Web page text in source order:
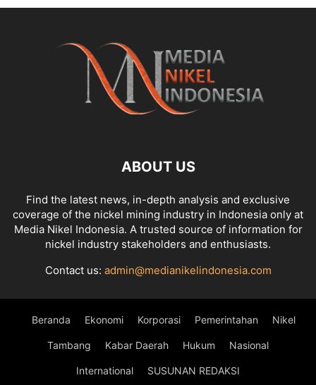
ABOUT US
Find the latest news, in-depth analysis and exclusive
coverage of the nickel mining industry in Indonesia only at
Media Nikel Indonesia. A trusted source of information for
nickel industry stakeholders and enthusiasts.
Contact us: admin@medianikelindonesia.com
Beranda Ekonomi Korporasi Pemerintahan Nikel
Tambang Kabar Daerah Hukum Nasional
International SUSUNAN REDAKSI